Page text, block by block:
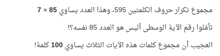
مجموع تكرار حروف الكلمتين 595، وهذا العدد يساوي
85
×
7
تأمّلوا رقم الآية الوسطى أليس هو العدد 85 نفسه؟!
العجيب أن مجموع كلمات هذه الآيات الثلاث يساوي100كلمة!